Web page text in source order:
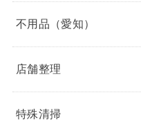
不用品（愛知）
店舗整理
特殊清掃